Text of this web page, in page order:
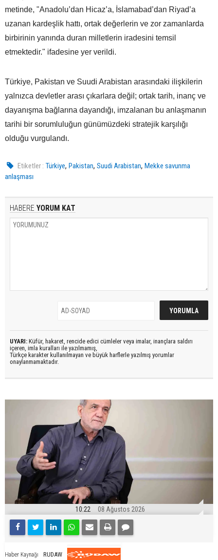
metinde, "Anadolu’dan Hicaz’a, İslamabad’dan Riyad’a
uzanan kardeşlik hattı, ortak değerlerin ve zor zamanlarda
birbirinin yanında duran milletlerin iradesini temsil
etmektedir." ifadesine yer verildi.
Türkiye, Pakistan ve Suudi Arabistan arasındaki ilişkilerin
yalnızca devletler arası çıkarlara değil; ortak tarih, inanç ve
dayanışma bağlarına dayandığı, imzalanan bu anlaşmanın
tarihi bir sorumluluğun günümüzdeki stratejik karşılığı
olduğu vurgulandı.
Etiketler : Türkiye,Pakistan,Suudi Arabistan,Mekke savunma
anlaşması
HABERE YORUM KAT
UYARI: Küfür, hakaret, rencide edici cümleler veya imalar, inançlara saldırı
içeren, imla kuralları ile yazılmamış,
Türkçe karakter kullanılmayan ve büyük harflerle yazılmış yorumlar
onaylanmamaktadır.
10:22 08 Ağustos 2026
Haber Kaynağı RUDAW